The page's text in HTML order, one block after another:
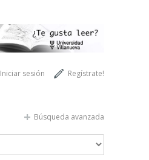
Regístrate!
Iniciar sesión
Búsqueda avanzada